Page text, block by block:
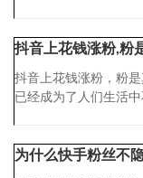
抖音上花钱涨粉,粉
抖音上花钱涨粉，粉
已经成为了人们生活
为什么快手粉丝不